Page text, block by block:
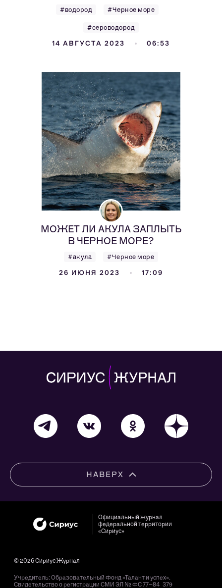
#водород #Черное море
#сероводород
14 АВГУСТА 2023 06:53
МОЖЕТ ЛИ АКУЛА ЗАПЛЫТЬ
В ЧЕРНОЕ МОРЕ?
#акула #Черное море
26 ИЮНЯ 2023 17:09
НАВЕРХ
© 2026 Сириус Журнал
Учредитель: Образовательный Фонд «Талант и успех».
Свидетельство о регистрации СМИ ЭЛ № ФС 77−84 379
Официальный журнал
федеральной территории
«Сириус»